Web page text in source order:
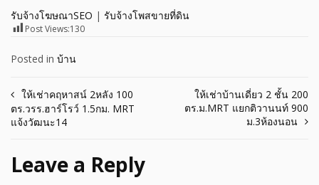
รับจ้างโฆษณาSEO | รับจ้างโพสขายที่ดิน
Post Views:130
Posted in บ้าน
Post
navigation
ให้เช่าคฤหาสน์ 2หลัง 100
ตร.วรร.ฮาร์โรว์ 1.5กม. MRT
แจ้งวัฒนะ14
ให้เช่าบ้านเดี่ยว 2 ชั้น 200
ตร.ม.MRT แยกติวานนท์ 900
ม.3ห้องนอน
Leave a Reply